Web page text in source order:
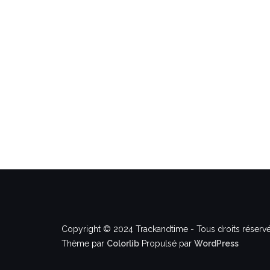
Copyright © 2024 Trackandtime - Tous droits
Thème par Colorlib Propulsé par WordPress